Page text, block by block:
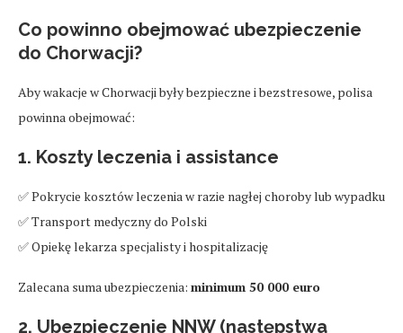
Co powinno obejmować ubezpieczenie
do Chorwacji?
Aby wakacje w Chorwacji były bezpieczne i bezstresowe, polisa
powinna obejmować:
1. Koszty leczenia i assistance
✅ Pokrycie kosztów leczenia w razie nagłej choroby lub wypadku
✅ Transport medyczny do Polski
✅ Opiekę lekarza specjalisty i hospitalizację
Zalecana suma ubezpieczenia: minimum 50 000 euro
2. Ubezpieczenie NNW (następstwa